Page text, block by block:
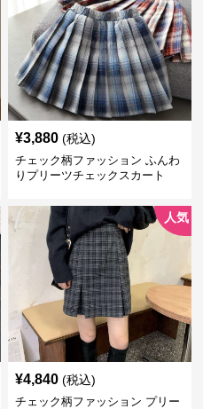
¥3,880 (税込)
チェック柄ファッション ふんわ
りプリーツチェックスカート
人気
¥4,840 (税込)
チェック柄ファッション プリー